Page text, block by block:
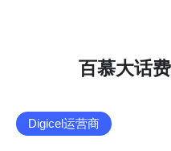
百慕大话
Digicel运营商